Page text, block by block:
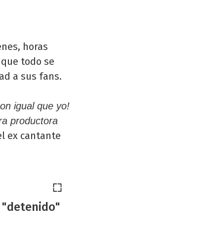
horas
todo se
a sus fans.
igual que yo!
productora
ex cantante
"detenido"